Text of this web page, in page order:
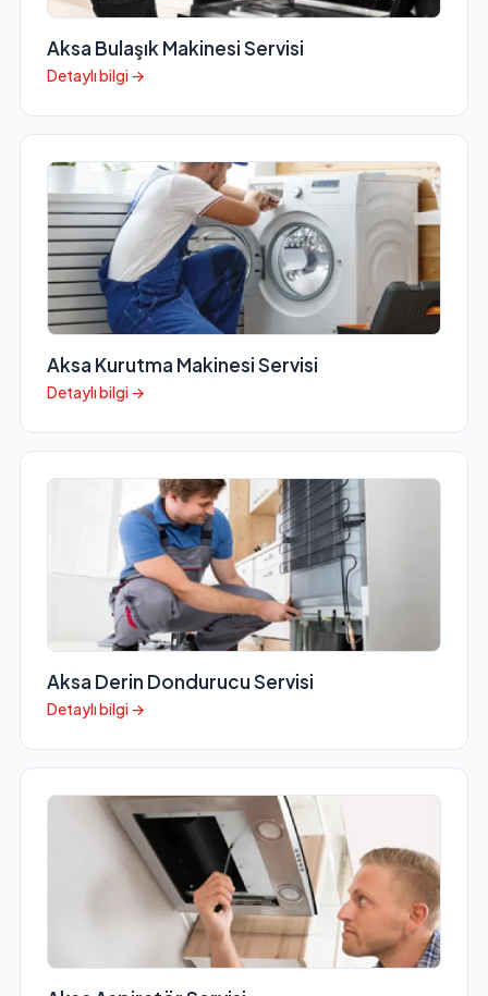
Aksa Bulaşık Makinesi Servisi
Detaylı bilgi →
Aksa Kurutma Makinesi Servisi
Detaylı bilgi →
Aksa Derin Dondurucu Servisi
Detaylı bilgi →